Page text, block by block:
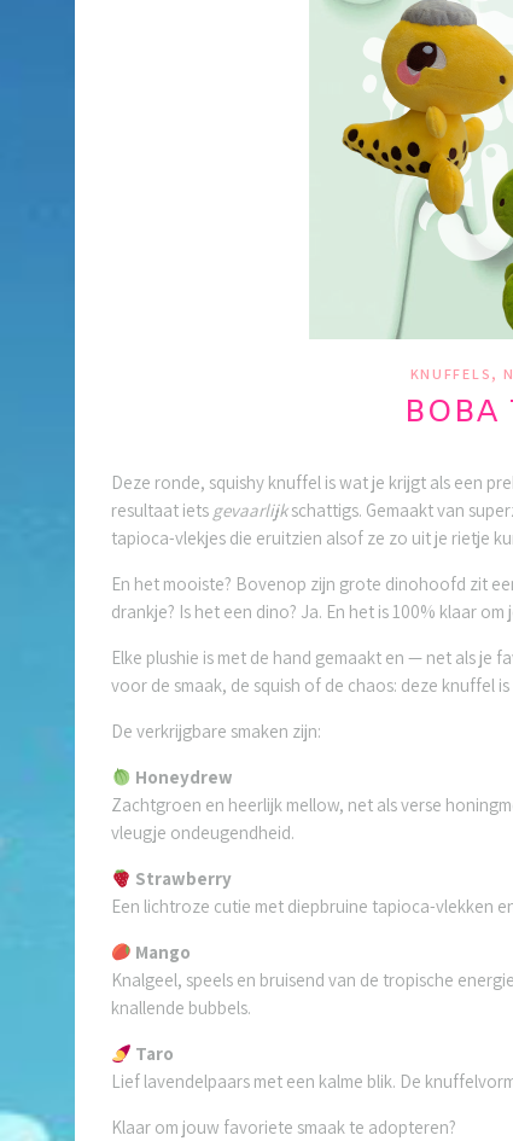
KNUFFELS ,
BOBA
Deze ronde, squishy knuffel is wat je krijgt als een
resultaat iets gevaarlijkschattigs. Gemaakt van
tapioca-vlekjes die eruitzien alsof ze zo uit je rietje
En het mooiste? Bovenop zijn grote dinohoofd zit
drankje? Is het een dino? Ja. En het is 100% klaar
Elke plushie is met de hand gemaakt en — net als
voor de smaak, de squish of de chaos: deze knuffel
De verkrijgbare smaken zijn:
Honeydrew
Zachtgroen en heerlijk mellow, net als verse
vleugje ondeugendheid.
Strawberry
Een lichtroze cutie met diepbruine tapioca-vlekken
Mango
Knalgeel, speels en bruisend van de tropische
knallende bubbels.
Taro
Lief lavendelpaars met een kalme blik. De
Klaar om jouw favoriete smaak te adopteren?